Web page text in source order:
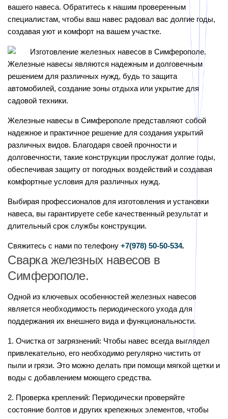
вашего навеса. Обратитесь к нашим проверенным
специалистам, чтобы ваш навес радовал вас долгие годы,
создавая уют и комфорт на вашем участке.
Железные навесы являются надежным и долговечным
решением для различных нужд, будь то защита
автомобилей, создание зоны отдыха или укрытие для
садовой техники.
Железные навесы в Симферополе представляют собой
надежное и практичное решение для создания укрытий
различных видов. Благодаря своей прочности и
долговечности, такие конструкции прослужат долгие годы,
обеспечивая защиту от погодных воздействий и создавая
комфортные условия для различных нужд.
Выбирая профессионалов для изготовления и установки
навеса, вы гарантируете себе качественный результат и
длительный срок службы конструкции.
Свяжитесь с нами по телефону +7(978) 50-50-534.
Сварка железных навесов в
Симферополе.
Одной из ключевых особенностей железных навесов
является необходимость периодического ухода для
поддержания их внешнего вида и функциональности.
1. Очистка от загрязнений: Чтобы навес всегда выглядел
привлекательно, его необходимо регулярно чистить от
пыли и грязи. Это можно делать при помощи мягкой щетки и
воды с добавлением моющего средства.
2. Проверка креплений: Периодически проверяйте
состояние болтов и других крепежных элементов, чтобы